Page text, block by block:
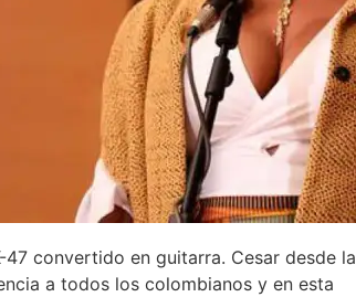
convertido en guitarra. Cesar desde la
a todos los colombianos y en esta